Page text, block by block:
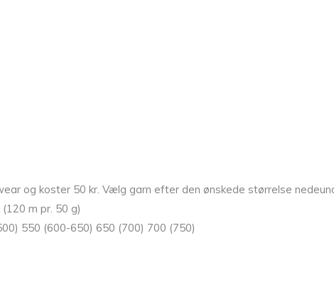
og koster 50 kr. Vælg garn efter den ønskede størrelse
m pr. 50 g)
550 (600-650) 650 (700) 700 (750)